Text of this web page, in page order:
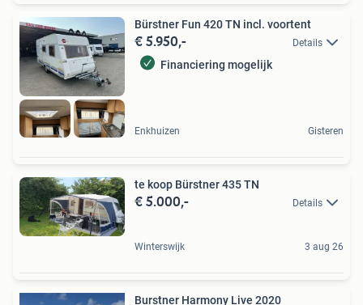
Bürstner Fun 420 TN incl. voortent
€ 5.950,- Details
Financiering mogelijk
Enkhuizen Gisteren
te koop Bürstner 435 TN
€ 5.000,- Details
Winterswijk 3 aug 26
Burstner Harmony Live 2020